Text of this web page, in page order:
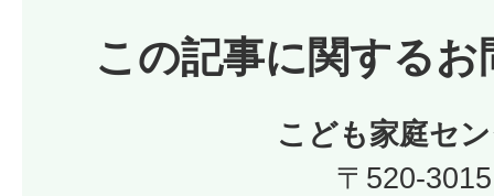
この記事に関するお
こども家庭セ
〒520-3015